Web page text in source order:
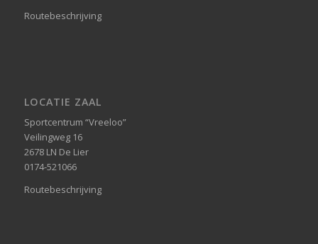
Routebeschrijving
LOCATIE ZAAL
Sportcentrum “Vreeloo”
Veilingweg 16
2678 LN De Lier
0174-521066
Routebeschrijving